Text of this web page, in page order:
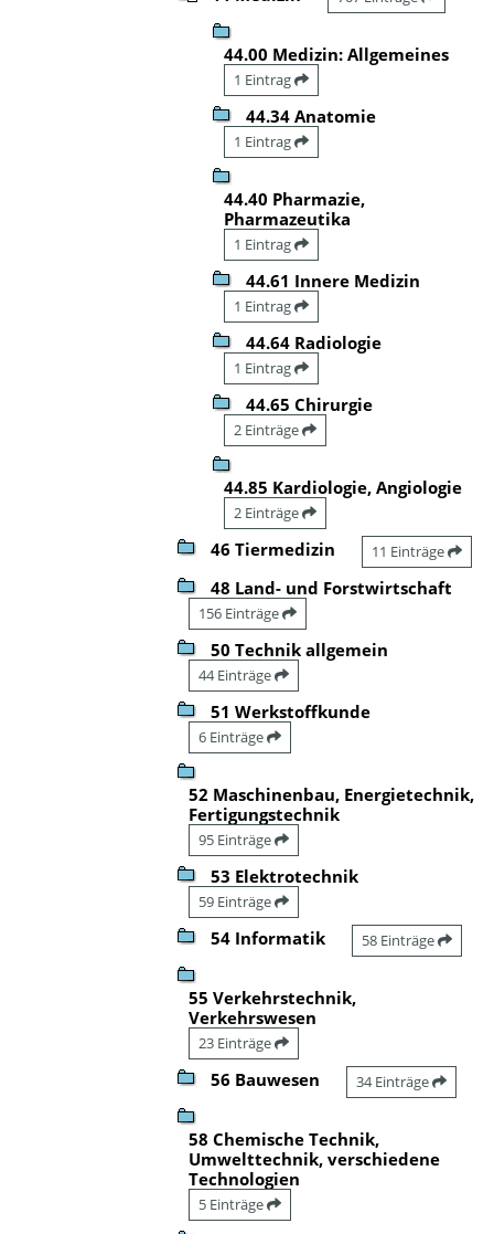
44.00 Medizin: Allgemeines
1 Eintrag
44.34 Anatomie
1 Eintrag
44.40 Pharmazie,
Pharmazeutika
1 Eintrag
44.61 Innere Medizin
1 Eintrag
44.64 Radiologie
1 Eintrag
44.65 Chirurgie
2 Einträge
44.85 Kardiologie, Angiologie
2 Einträge
46 Tiermedizin 11 Einträge
48 Land- und Forstwirtschaft
156 Einträge
50 Technik allgemein
44 Einträge
51 Werkstoffkunde
6 Einträge
52 Maschinenbau, Energietechnik,
Fertigungstechnik
95 Einträge
53 Elektrotechnik
59 Einträge
54 Informatik 58 Einträge
55 Verkehrstechnik,
Verkehrswesen
23 Einträge
56 Bauwesen 34 Einträge
58 Chemische Technik,
Umwelttechnik, verschiedene
Technologien
5 Einträge